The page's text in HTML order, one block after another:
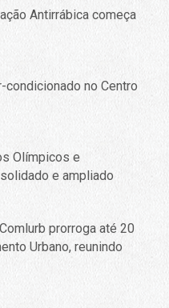
Antirrábica começa
condicionado no Centro
Olímpicos e
e ampliado
prorroga até 20
Urbano, reunindo